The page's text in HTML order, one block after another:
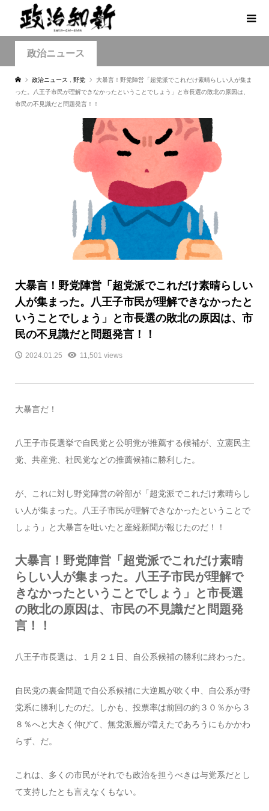
政治ニュース
政治ニュース 野党
大暴言！野党陣営「超党派でこれだけ素晴らしい人が集ま
った。八王子市民が理解できなかったということでしょう」と市長選の敗北の原因は、
市民の不見識だと問題発言！！
大暴言！野党陣営「超党派でこれだけ素晴らしい
人が集まった。八王子市民が理解できなかったと
いうことでしょう」と市長選の敗北の原因は、市
民の不見識だと問題発言！！
2024.01.25 11,501 views
大暴言だ！
八王子市長選挙で自民党と公明党が推薦する候補が、立憲民主
党、共産党、社民党などの推薦候補に勝利した。
が、これに対し野党陣営の幹部が「超党派でこれだけ素晴らし
い人が集まった。八王子市民が理解できなかったということで
しょう」と大暴言を吐いたと産経新聞が報じたのだ！！
大暴言！野党陣営「超党派でこれだけ素晴
らしい人が集まった。八王子市民が理解で
きなかったということでしょう」と市長選
の敗北の原因は、市民の不見識だと問題発
言！！
八王子市長選は、１月２１日、自公系候補の勝利に終わった。
自民党の裏金問題で自公系候補に大逆風が吹く中、自公系が野
党系に勝利したのだ。しかも、投票率は前回の約３０％から３
８％へと大きく伸びて、無党派層が増えたであろうにもかかわ
らず、だ。
これは、多くの市民がそれでも政治を担うべきは与党系だとし
て支持したとも言えなくもない。